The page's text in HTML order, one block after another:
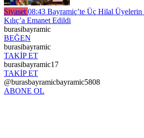
Siyaset 08:43 Bayramiç’te Üç Hilal
Kılıç’a Emanet Edildi
burasibayramic
BEĞEN
burasibayramic
TAKİP ET
burasibayramic17
TAKİP ET
@burasbayramicbayramic5808
ABONE OL